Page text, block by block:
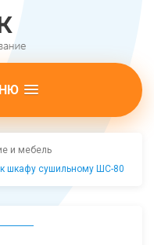
и мебель
шкафу сушильному ШС-80